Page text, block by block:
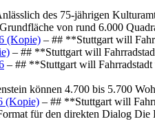
des 75-jährigen
von rund 6.000
(Kopie) – ## **Stuttgart will
– ## **Stuttgart will
– ## **Stuttgart will
können 4.700 bis 5.700
(Kopie) – ## **Stuttgart will
für den direkten Dialog Die